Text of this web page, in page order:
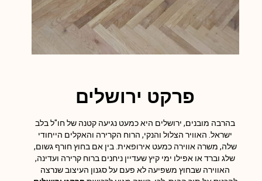
פרקט ירושלים
בהרבה מובנים, ירושלים היא כמעט נגיעה קטנה של חו"ל בלב
ישראל. האוויר הצלול והנקי, הרוח הקרירה והאקלים הייחודי
שלה, משרה אווירה כמעט אירופאית. בין אם בחוץ חורף גשום,
שלג וברד או אפילו ימי קיץ שעדיין ניחנים ברוח קרירה ועדינה,
האווירה שבחוץ משפיעה לא פעם על סגנון העיצוב שנרצה